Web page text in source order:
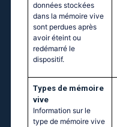
données stockées
dans la mémoire vive
sont perdues après
avoir éteint ou
redémarré le
dispositif.
Тypes de mémoire
vive
Information sur le
type de mémoire vive